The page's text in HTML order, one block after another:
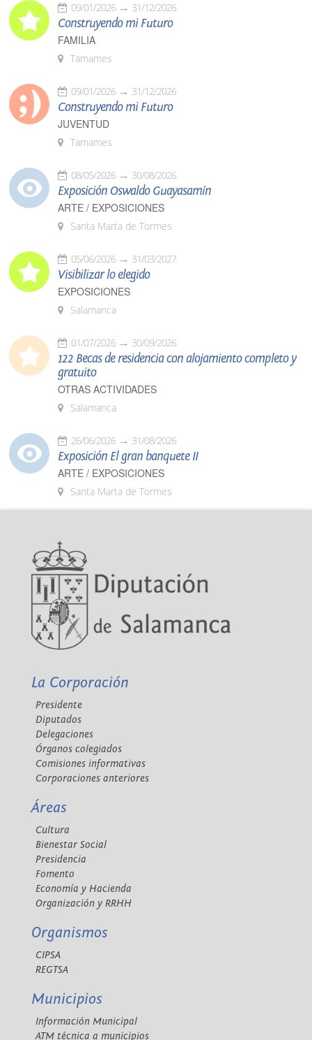
09/01/2026 31/12/2026
Construyendo mi Futuro
FAMILIA
Tamames
09/01/2026 31/12/2026
Construyendo mi Futuro
JUVENTUD
Tamames
08/05/2026 30/08/2026
Exposición Oswaldo Guayasamín
ARTE / EXPOSICIONES
Santa Marta de Tormes
05/06/2026 31/03/2027
Visibilizar lo elegido
EXPOSICIONES
Salamanca
01/07/2026 30/09/2026
122 Becas de residencia con alojamiento completo y
gratuito
OTRAS ACTIVIDADES
Salamanca
26/06/2026 31/08/2026
Exposición El gran banquete II
ARTE / EXPOSICIONES
Santa Marta de Tormes
La Corporación
Presidente
Diputados
Delegaciones
Órganos colegiados
Comisiones informativas
Corporaciones anteriores
Áreas
Cultura
Bienestar Social
Presidencia
Fomento
Economía y Hacienda
Organización y RRHH
Organismos
CIPSA
REGTSA
Municipios
Información Municipal
ATM técnica a municipios